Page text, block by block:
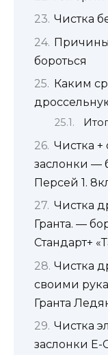
Чистка
Причины
бороться
Каким
Чистка +
заслонки —
Персей 1.
Чистка
Гранта. —
Стандарт+
Чистка
своими
Гранта
Чистка
заслонки E-